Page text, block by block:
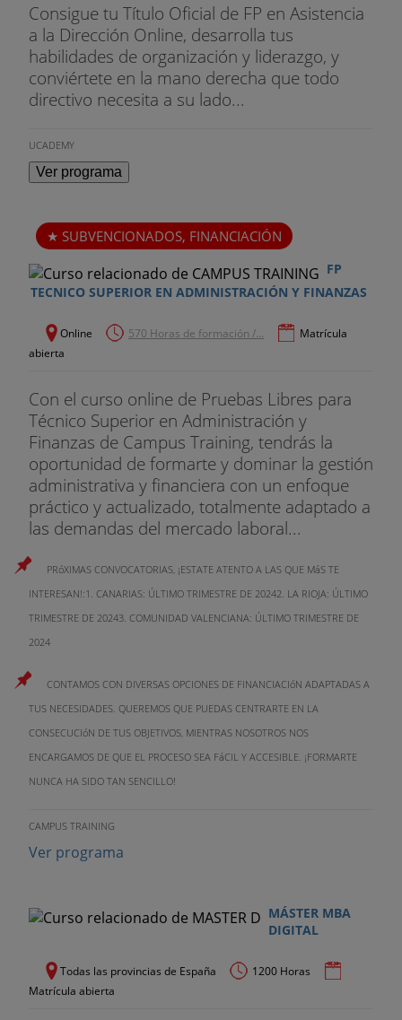
Consigue tu Título Oficial de FP en Asistencia
a la Dirección Online, desarrolla tus
habilidades de organización y liderazgo, y
conviértete en la mano derecha que todo
directivo necesita a su lado...
UCADEMY
Ver programa
SUBVENCIONADOS, FINANCIACIÓN
FP
TECNICO SUPERIOR EN ADMINISTRACIÓN Y FINANZAS
Online 570 Horas de formación /...
Matrícula
abierta
Con el curso online de Pruebas Libres para
Técnico Superior en Administración y
Finanzas de Campus Training, tendrás la
oportunidad de formarte y dominar la gestión
administrativa y financiera con un enfoque
práctico y actualizado, totalmente adaptado a
las demandas del mercado laboral...
PRóXIMAS CONVOCATORIAS, ¡ESTATE ATENTO A LAS QUE MáS TE
INTERESAN!:1. CANARIAS: ÚLTIMO TRIMESTRE DE 20242. LA RIOJA: ÚLTIMO
TRIMESTRE DE 20243. COMUNIDAD VALENCIANA: ÚLTIMO TRIMESTRE DE
2024
CONTAMOS CON DIVERSAS OPCIONES DE FINANCIACIóN ADAPTADAS A
TUS NECESIDADES. QUEREMOS QUE PUEDAS CENTRARTE EN LA
CONSECUCIóN DE TUS OBJETIVOS, MIENTRAS NOSOTROS NOS
ENCARGAMOS DE QUE EL PROCESO SEA FáCIL Y ACCESIBLE. ¡FORMARTE
NUNCA HA SIDO TAN SENCILLO!
CAMPUS TRAINING
Ver programa
MÁSTER MBA
DIGITAL
Todas las provincias de España
1200 Horas
Matrícula abierta